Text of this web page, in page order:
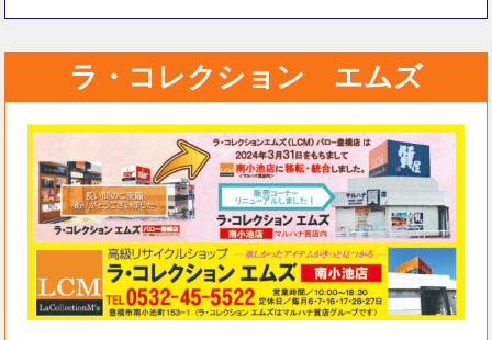
ラ・コレクション エムズ